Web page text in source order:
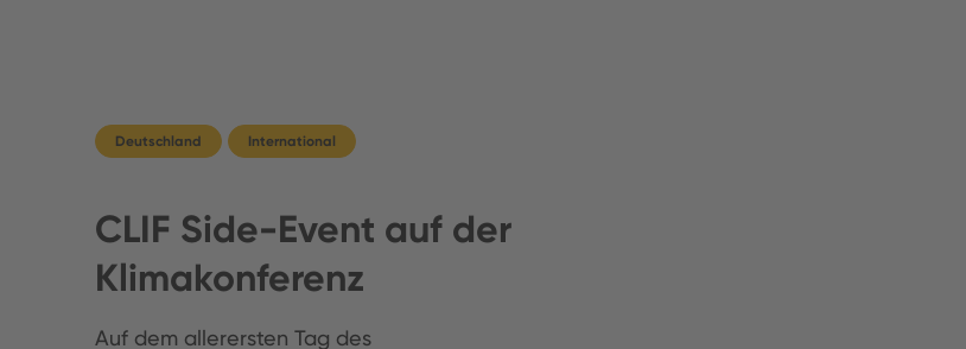
Deutschland International
CLIF Side-Event auf der
Klimakonferenz
Auf dem allerersten Tag des